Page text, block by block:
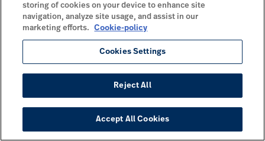
storing of cookies on your device to enhance site
navigation, analyze site usage, and assist in our
marketing efforts.
Cookie-policy
Cookies Settings
Reject All
Accept All Cookies